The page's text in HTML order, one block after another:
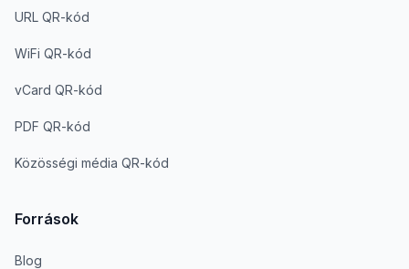
URL QR-kód
WiFi QR-kód
vCard QR-kód
PDF QR-kód
Közösségi média QR-kód
Források
Blog